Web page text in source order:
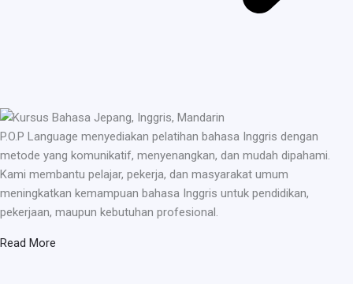
P.O.P Language menyediakan pelatihan bahasa Inggris dengan
metode yang komunikatif, menyenangkan, dan mudah dipahami.
Kami membantu pelajar, pekerja, dan masyarakat umum
meningkatkan kemampuan bahasa Inggris untuk pendidikan,
pekerjaan, maupun kebutuhan profesional.
Read More